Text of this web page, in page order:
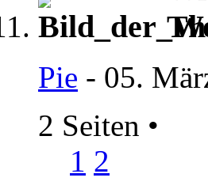
Pie - 05.
2 Seiten •
1 2